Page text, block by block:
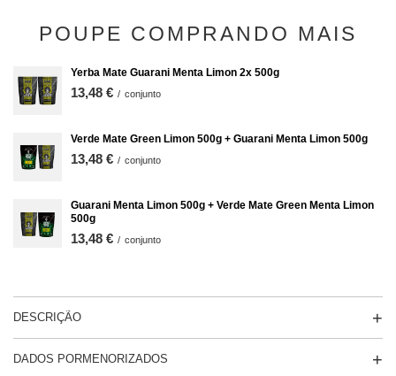
POUPE COMPRANDO MAIS
Yerba Mate Guarani Menta Limon 2x 500g
13,48 € / conjunto
Verde Mate Green Limon 500g + Guarani Menta Limon 500g
13,48 € / conjunto
Guarani Menta Limon 500g + Verde Mate Green Menta Limon
500g
13,48 € / conjunto
DESCRIÇÃO
DADOS PORMENORIZADOS